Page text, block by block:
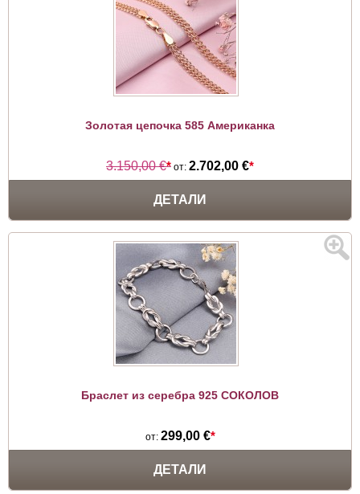
Золотая цепочка 585 Американка
3.150,00 €* от: 2.702,00 €*
ДЕТАЛИ
Браслет из серебра 925 СОКОЛОВ
от: 299,00 €*
ДЕТАЛИ